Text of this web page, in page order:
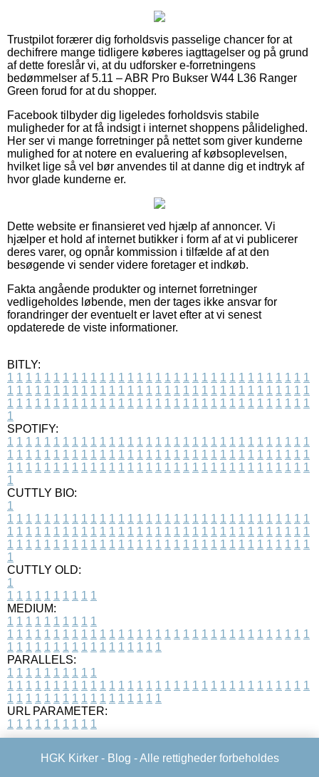
Trustpilot forærer dig forholdsvis passelige chancer for at
dechifrere mange tidligere køberes iagttagelser og på grund
af dette foreslår vi, at du udforsker e-forretningens
bedømmelser af 5.11 – ABR Pro Bukser W44 L36 Ranger
Green forud for at du shopper.
Facebook tilbyder dig ligeledes forholdsvis stabile
muligheder for at få indsigt i internet shoppens pålidelighed.
Her ser vi mange forretninger på nettet som giver kunderne
mulighed for at notere en evaluering af købsoplevelsen,
hvilket lige så vel bør anvendes til at danne dig et indtryk af
hvor glade kunderne er.
Dette website er finansieret ved hjælp af annoncer. Vi
hjælper et hold af internet butikker i form af at vi publicerer
deres varer, og opnår kommission i tilfælde af at den
besøgende vi sender videre foretager et indkøb.
Fakta angående produkter og internet forretninger
vedligeholdes løbende, men der tages ikke ansvar for
forandringer der eventuelt er lavet efter at vi senest
opdaterede de viste informationer.
BITLY:
1 1 1 1 1 1 1 1 1 1 1 1 1 1 1 1 1 1 1 1 1 1 1 1 1 1 1 1 1 1 1 1 1
1 1 1 1 1 1 1 1 1 1 1 1 1 1 1 1 1 1 1 1 1 1 1 1 1 1 1 1 1 1 1 1 1
1 1 1 1 1 1 1 1 1 1 1 1 1 1 1 1 1 1 1 1 1 1 1 1 1 1 1 1 1 1 1 1 1
1
SPOTIFY:
1 1 1 1 1 1 1 1 1 1 1 1 1 1 1 1 1 1 1 1 1 1 1 1 1 1 1 1 1 1 1 1 1
1 1 1 1 1 1 1 1 1 1 1 1 1 1 1 1 1 1 1 1 1 1 1 1 1 1 1 1 1 1 1 1 1
1 1 1 1 1 1 1 1 1 1 1 1 1 1 1 1 1 1 1 1 1 1 1 1 1 1 1 1 1 1 1 1 1
1
CUTTLY BIO:
1
1 1 1 1 1 1 1 1 1 1 1 1 1 1 1 1 1 1 1 1 1 1 1 1 1 1 1 1 1 1 1 1 1
1 1 1 1 1 1 1 1 1 1 1 1 1 1 1 1 1 1 1 1 1 1 1 1 1 1 1 1 1 1 1 1 1
1 1 1 1 1 1 1 1 1 1 1 1 1 1 1 1 1 1 1 1 1 1 1 1 1 1 1 1 1 1 1 1 1
1
CUTTLY OLD:
1
1 1 1 1 1 1 1 1 1 1
MEDIUM:
1 1 1 1 1 1 1 1 1 1
1 1 1 1 1 1 1 1 1 1 1 1 1 1 1 1 1 1 1 1 1 1 1 1 1 1 1 1 1 1 1 1 1
1 1 1 1 1 1 1 1 1 1 1 1 1 1 1 1 1
PARALLELS:
1 1 1 1 1 1 1 1 1 1
1 1 1 1 1 1 1 1 1 1 1 1 1 1 1 1 1 1 1 1 1 1 1 1 1 1 1 1 1 1 1 1 1
1 1 1 1 1 1 1 1 1 1 1 1 1 1 1 1 1
URL PARAMETER:
1 1 1 1 1 1 1 1 1 1
HGK Kirker - Blog - Alle rettigheder forbeholdes